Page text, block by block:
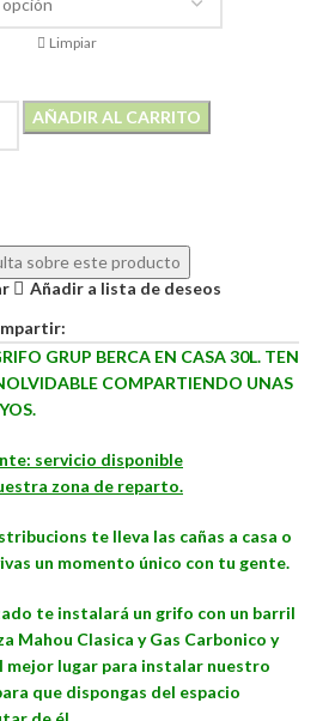
Limpiar
AÑADIR AL CARRITO
Alternative:
sobre este producto
Añadir a lista de deseos
GRUP BERCA EN CASA 30L. TEN
COMPARTIENDO UNAS
servicio disponible
zona de reparto.
te lleva las cañas a casa o
un momento único con tu gente.
te instalará un grifo con un barril
Mahou Clasica y Gas Carbonico y
mejor lugar para instalar nuestro
que dispongas del espacio